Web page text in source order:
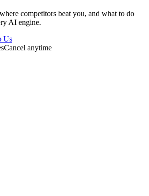
competitors beat you, and what to do
AI engine.
Us
Cancel anytime